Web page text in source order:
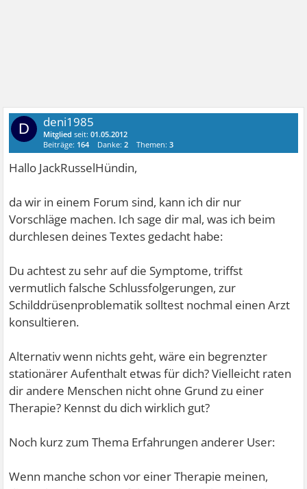
D deni1985
Mitglied seit:01.05.2012
Beiträge: 164 Danke:2 Themen:3
Hallo JackRusselHündin,
da wir in einem Forum sind, kann ich dir nur
Vorschläge machen. Ich sage dir mal, was ich beim
durchlesen deines Textes gedacht habe:
Du achtest zu sehr auf die Symptome, triffst
vermutlich falsche Schlussfolgerungen, zur
Schilddrüsenproblematik solltest nochmal einen Arzt
konsultieren.
Alternativ wenn nichts geht, wäre ein begrenzter
stationärer Aufenthalt etwas für dich? Vielleicht raten
dir andere Menschen nicht ohne Grund zu einer
Therapie? Kennst du dich wirklich gut?
Noch kurz zum Thema Erfahrungen anderer User:
Wenn manche schon vor einer Therapie meinen,